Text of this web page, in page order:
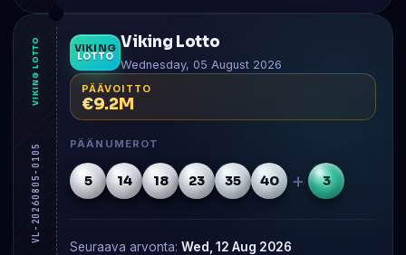
VIKING LOTTO
VL-20260805-0105
VIKING
LOTTO
Viking Lotto
Wednesday, 05 August 2026
PÄÄVOITTO
€9.2M
PÄÄNUMEROT
5 14 18 23 35 40 + 3
Seuraava arvonta: Wed, 12 Aug 2026